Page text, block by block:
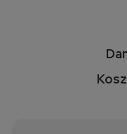
Cena nie zawiera